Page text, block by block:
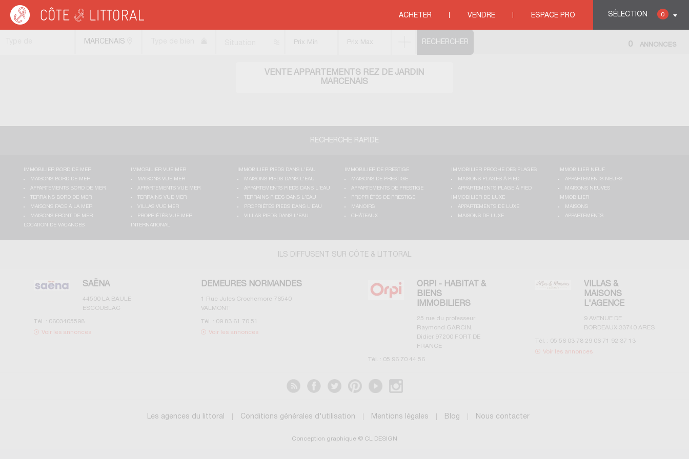
SÉLECTION 0
ACHETER VENDRE ESPACE PRO
Côte & Littoral > Immobilier bord de mer>Appartements bord de mer
VENTE APPARTEMENTS REZ DE JARDIN
MARCENAIS
MARCENAIS
0 ANNONCES
RECHERCHE RAPIDE
IMMOBILIER BORD DE MER
MAISONS BORD DE MER
APPARTEMENTS BORD DE MER
TERRAINS BORD DE MER
MAISONS FACE À LA MER
MAISONS FRONT DE MER
IMMOBILIER VUE MER
MAISONS VUE MER
APPARTEMENTS VUE MER
TERRAINS VUE MER
VILLAS VUE MER
PROPRIÉTÉS VUE MER
IMMOBILIER PIEDS DANS L'EAU
MAISONS PIEDS DANS L'EAU
APPARTEMENTS PIEDS DANS L'EAU
TERRAINS PIEDS DANS L'EAU
PROPRIÉTÉS PIEDS DANS L'EAU
VILLAS PIEDS DANS L'EAU
IMMOBILIER DE PRESTIGE
MAISONS DE PRESTIGE
APPARTEMENTS DE PRESTIGE
PROPRIÉTÉS DE PRESTIGE
MANOIRS
CHÂTEAUX
IMMOBILIER PROCHE DES PLAGES
MAISONS PLAGES À PIED
APPARTEMENTS PLAGE À PIED
IMMOBILIER NEUF
APPARTEMENTS NEUFS
MAISONS NEUVES
IMMOBILIER DE LUXE
APPARTEMENTS DE LUXE
MAISONS DE LUXE
IMMOBILIER
MAISONS
APPARTEMENTS
LOCATION DE VACANCES
INTERNATIONAL
ILS DIFFUSENT SUR CÔTE & LITTORAL
SAËNA
44500 LA BAULE
ESCOUBLAC
Tél. : 0603405598
Voir les annonces
DEMEURES NORMANDES
1 Rue Jules Crochemore 76540
VALMONT
Tél. : 09 83 61 70 51
Voir les annonces
ORPI - HABITAT &
BIENS
IMMOBILIERS
25 rue du professeur
Raymond GARCIN,
Didier 97200 FORT DE
FRANCE
Tél. : 05 96 70 44 56
VILLAS &
MAISONS
L'AGENCE
9 AVENUE DE
BORDEAUX 33740 ARES
Tél. : 05 56 03 78 29 06 71 92 37 13
Voir les annonces
Les agences du littoral Conditions générales d'utilisation Mentions légales Blog Nous contacter
Conception graphique © CL DESIGN